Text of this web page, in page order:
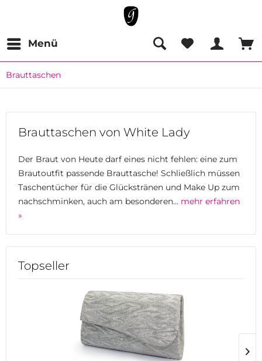
Menü
Brauttaschen
Brauttaschen von White Lady
Der Braut von Heute darf eines nicht fehlen: eine zum
Brautoutfit passende Brauttasche! Schließlich müssen
Taschentücher für die Glückstränen und Make Up zum
nachschminken, auch am besonderen... mehr erfahren
»
Topseller